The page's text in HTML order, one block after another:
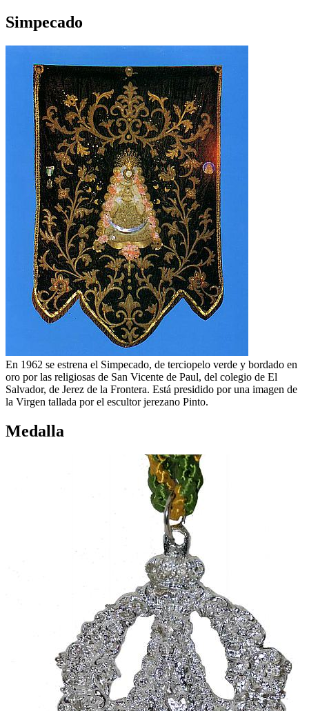
Simpecado
En 1962 se estrena el Simpecado, de terciopelo verde y bordado en
oro por las religiosas de San Vicente de Paul, del colegio de El
Salvador, de Jerez de la Frontera. Está presidido por una imagen de
la Virgen tallada por el escultor jerezano Pinto.
Medalla